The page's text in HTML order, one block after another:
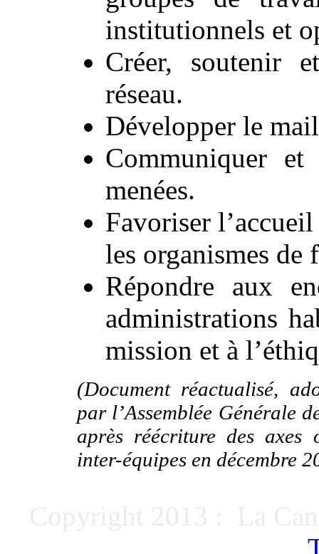
institutionnels et
Créer, soutenir
réseau.
Développer le
Communiquer
menées.
Favoriser
les organismes de
Répondre aux
administrations
mission et à
(Document réactualisé,
par l’Assemblée Générale
après réécriture des axes
inter-équipes en décembre